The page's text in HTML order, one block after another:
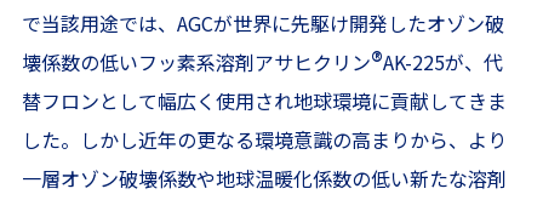
で当該用途では、AGCが世界に先駆け開発したオゾン破
壊係数の低いフッ素系溶剤アサヒクリン®AK-225が、代
替フロンとして幅広く使用され地球環境に貢献してきま
した。しかし近年の更なる環境意識の高まりから、より
一層オゾン破壊係数や地球温暖化係数の低い新たな溶剤